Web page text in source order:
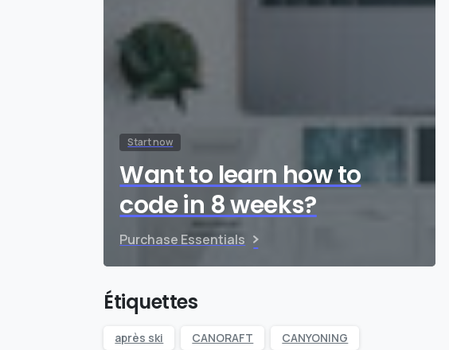
Start now
Want to learn how to
code in 8 weeks?
Purchase Essentials
Étiquettes
après ski CANORAFT CANYONING